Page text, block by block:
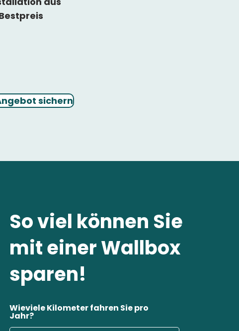
sichern
So viel können Sie
mit einer Wallbox
sparen!
Wieviele Kilometer fahren Sie pro
Jahr?